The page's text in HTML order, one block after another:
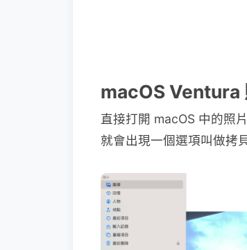
macOS Ventura
直接打開 macOS 中的照
就會出現一個選項叫做拷